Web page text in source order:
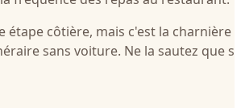
étape côtière, mais c'est la
sans voiture. Ne la sautez que